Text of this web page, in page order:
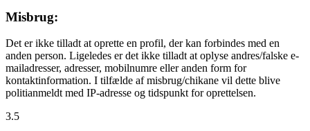
Misbrug:
Det er ikke tilladt at oprette en profil, der kan forbindes med en
anden person. Ligeledes er det ikke tilladt at oplyse andres/falske e-
mailadresser, adresser, mobilnumre eller anden form for
kontaktinformation. I tilfælde af misbrug/chikane vil dette blive
politianmeldt med IP-adresse og tidspunkt for oprettelsen.
3.5